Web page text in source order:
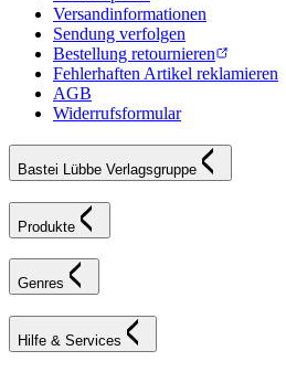
Versandinformationen
Sendung verfolgen
Bestellung retournieren
Fehlerhaften Artikel reklamieren
AGB
Widerrufsformular
Bastei Lübbe Verlagsgruppe
Produkte
Genres
Hilfe & Services